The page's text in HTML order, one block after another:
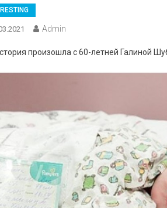
Admin
произошла с 60-летней Галиной